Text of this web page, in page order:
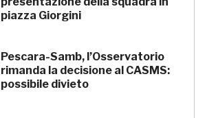
piazza Giorgini
Pescara-Samb, l’Osservatorio
rimanda la decisione al CASMS:
possibile divieto